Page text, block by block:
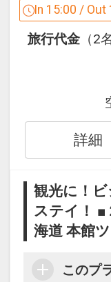
設定期間：
31日
インターネ
In 15:00 / Out
旅行代金 （2
詳細
観光に！
ステイ！
海道 本館
このプ